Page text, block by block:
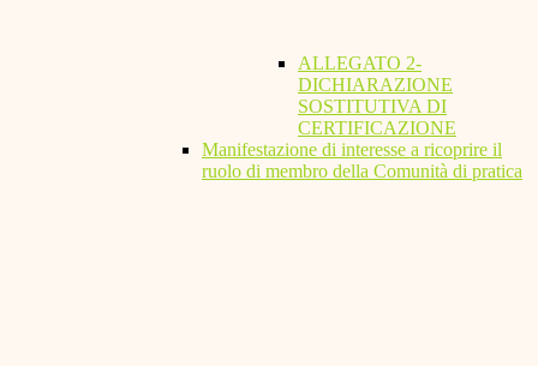
ALLEGATO 2-
DICHIARAZIONE
SOSTITUTIVA DI
CERTIFICAZIONE
Manifestazione di interesse a ricoprire il
ruolo di membro della Comunità di pratica